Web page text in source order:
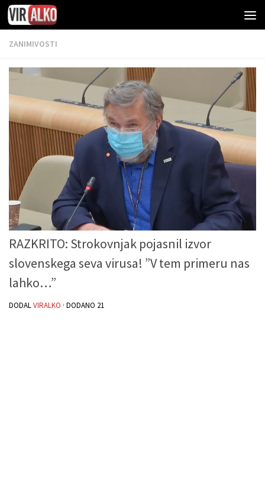
ZANIMIVOSTI
RAZKRITO: Strokovnjak pojasnil izvor
slovenskega seva virusa! ”V tem primeru nas
lahko…”
DODALVIRALKO · DODANO 21